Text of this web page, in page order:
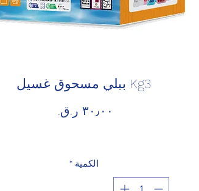
Kg3 ببلي مسحوق غسيل
الكمية *